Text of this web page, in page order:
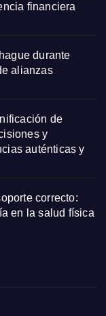
financiera
durante
alianzas
de
y
auténticas y
correcto:
en la salud física